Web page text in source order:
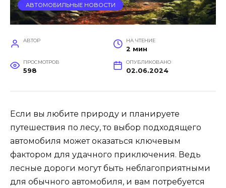
АВТОМОБИЛЬНЫЕ НОВОСТИ
АВТОР НА ЧТЕНИЕ
2 мин
ПРОСМОТРОВ
598
ОПУБЛИКОВАНО
02.06.2024
Если вы любите природу и планируете
путешествия по лесу, то выбор подходящего
автомобиля может оказаться ключевым
фактором для удачного приключения. Ведь
лесные дороги могут быть неблагоприятными
для обычного автомобиля, и вам потребуется